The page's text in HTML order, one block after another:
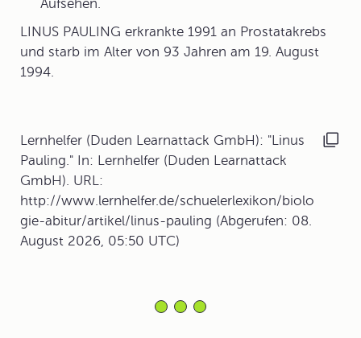
Aufsehen.
LINUS PAULING erkrankte 1991 an Prostatakrebs
und starb im Alter von 93 Jahren am 19. August
1994.
Lernhelfer (Duden Learnattack GmbH): "Linus
Pauling." In: Lernhelfer (Duden Learnattack
GmbH). URL:
http://www.lernhelfer.de/schuelerlexikon/biolo
gie-abitur/artikel/linus-pauling (Abgerufen: 08.
August 2026, 05:50 UTC)